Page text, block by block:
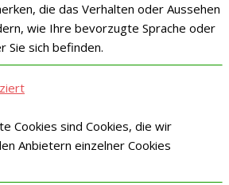
die das Verhalten oder Aussehen
wie Ihre bevorzugte Sprache oder
Sie sich befinden.
Cookies sind Cookies, die wir
Anbietern einzelner Cookies